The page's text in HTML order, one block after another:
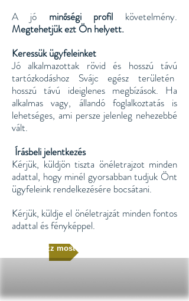
A jó
minőségi profil
követelmény.
Megtehetjük ezt Ön helyett.
Keressük ügyfeleinket
Jó alkalmazottak rövid és hosszú távú
tartózkodáshoz Svájc egész területén
hosszú távú ideiglenes megbízások. Ha
alkalmas vagy, állandó foglalkoztatás is
lehetséges, ami persze jelenleg nehezebbé
vált.
Írásbeli jelentkezés
Kérjük, küldjön tiszta önéletrajzot minden
adattal, hogy minél gyorsabban tudjuk Önt
ügyfeleink rendelkezésére bocsátani.
Kérjük, küldje el önéletrajzát minden fontos
adattal és fényképpel.
Jelentkezz most